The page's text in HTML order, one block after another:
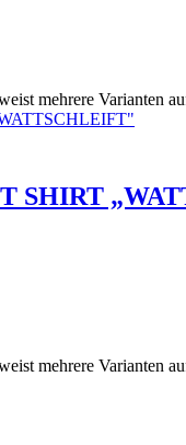
mehrere Varianten
SHIRT
mehrere Varianten